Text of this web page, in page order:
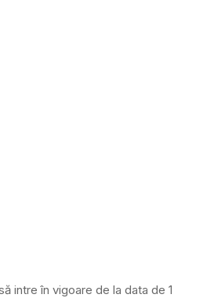
intre în vigoare de la data de 1